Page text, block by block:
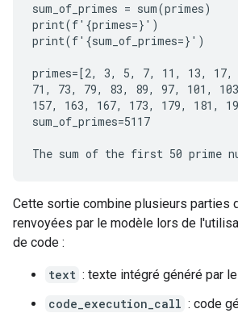
sum_of_primes = sum(primes)
print(f'{primes=}')
print(f'{sum_of_primes=}')
primes=[2, 3, 5, 7, 11, 13,
71, 73, 79, 83, 89, 97, 101,
157, 163, 167, 173, 179, 181,
sum_of_primes=5117
Cette sortie combine plusieurs parties
renvoyées par le modèle lors de
de code :
text : texte intégré généré par
code_execution_call : code